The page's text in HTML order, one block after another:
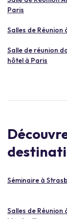
Paris
Salles de Réunion
Salle de réunion
hôtel à Paris
Séminaire à
Salles de Réunion